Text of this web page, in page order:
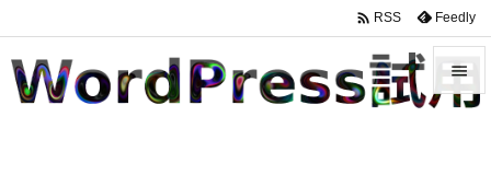


 RSS Feedly